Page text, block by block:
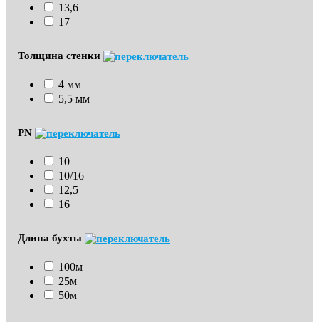
13,6
17
Толщина стенки
4 мм
5,5 мм
PN
10
10/16
12,5
16
Длина бухты
100м
25м
50м